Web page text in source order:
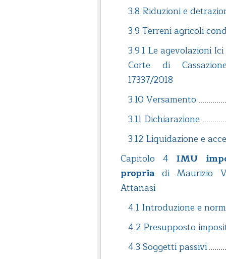
3.8 Riduzioni e
3.9 Terreni agricoli
3.9.1 Le agevolazioni
Corte di
17337/2018
3.10 Versamento
3.11 Dichiarazione
3.12 Liquidazione e
Capitolo 4 IMU
propriadi Maurizio
Attanasi
4.1 Introduzione e
4.2 Presupposto
4.3 Soggetti passivi